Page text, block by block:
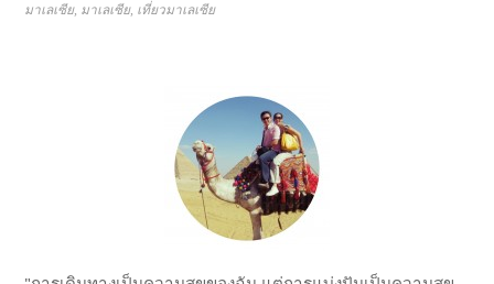
มาเลเซีย, มาเลเซีย, เที่ยวมาเลเซีย